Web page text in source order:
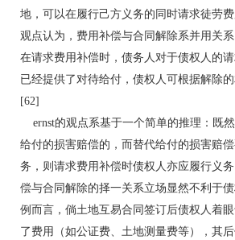
地，可以在履行己方义务的同时请求徒劳
观点认为，费用补偿与合同解除系并用关系
在请求费用补偿时，债务人对于债权人的
已经提供了对待给付，债权人可根据解除的
[62]
ernst的观点系基于一个简单的推理：既
给付的损害赔偿的，而替代给付的损害赔
务，则请求费用补偿时债权人亦应履行义
偿与合同解除的择一关系立场显然不利于
例而言，倘土地互易合同签订后债权人着
了费用（如公证费、土地测量费等），其